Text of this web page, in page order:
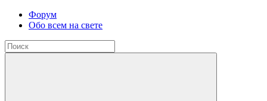
Форум
Обо всем на свете